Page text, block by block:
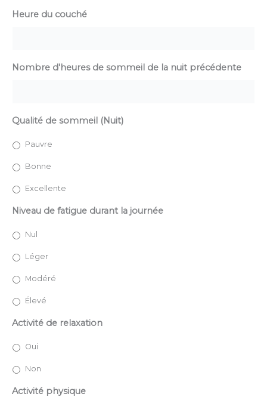
Heure du couché
Nombre d'heures de sommeil de la nuit précédente
Qualité de sommeil (Nuit)
Pauvre
Bonne
Excellente
Niveau de fatigue durant la journée
Nul
Léger
Modéré
Élevé
Activité de relaxation
Oui
Non
Activité physique